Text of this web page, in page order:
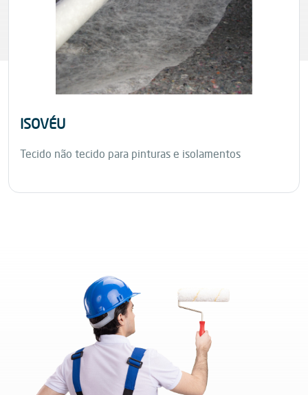
ISOVÉU
Tecido não tecido para pinturas e isolamentos